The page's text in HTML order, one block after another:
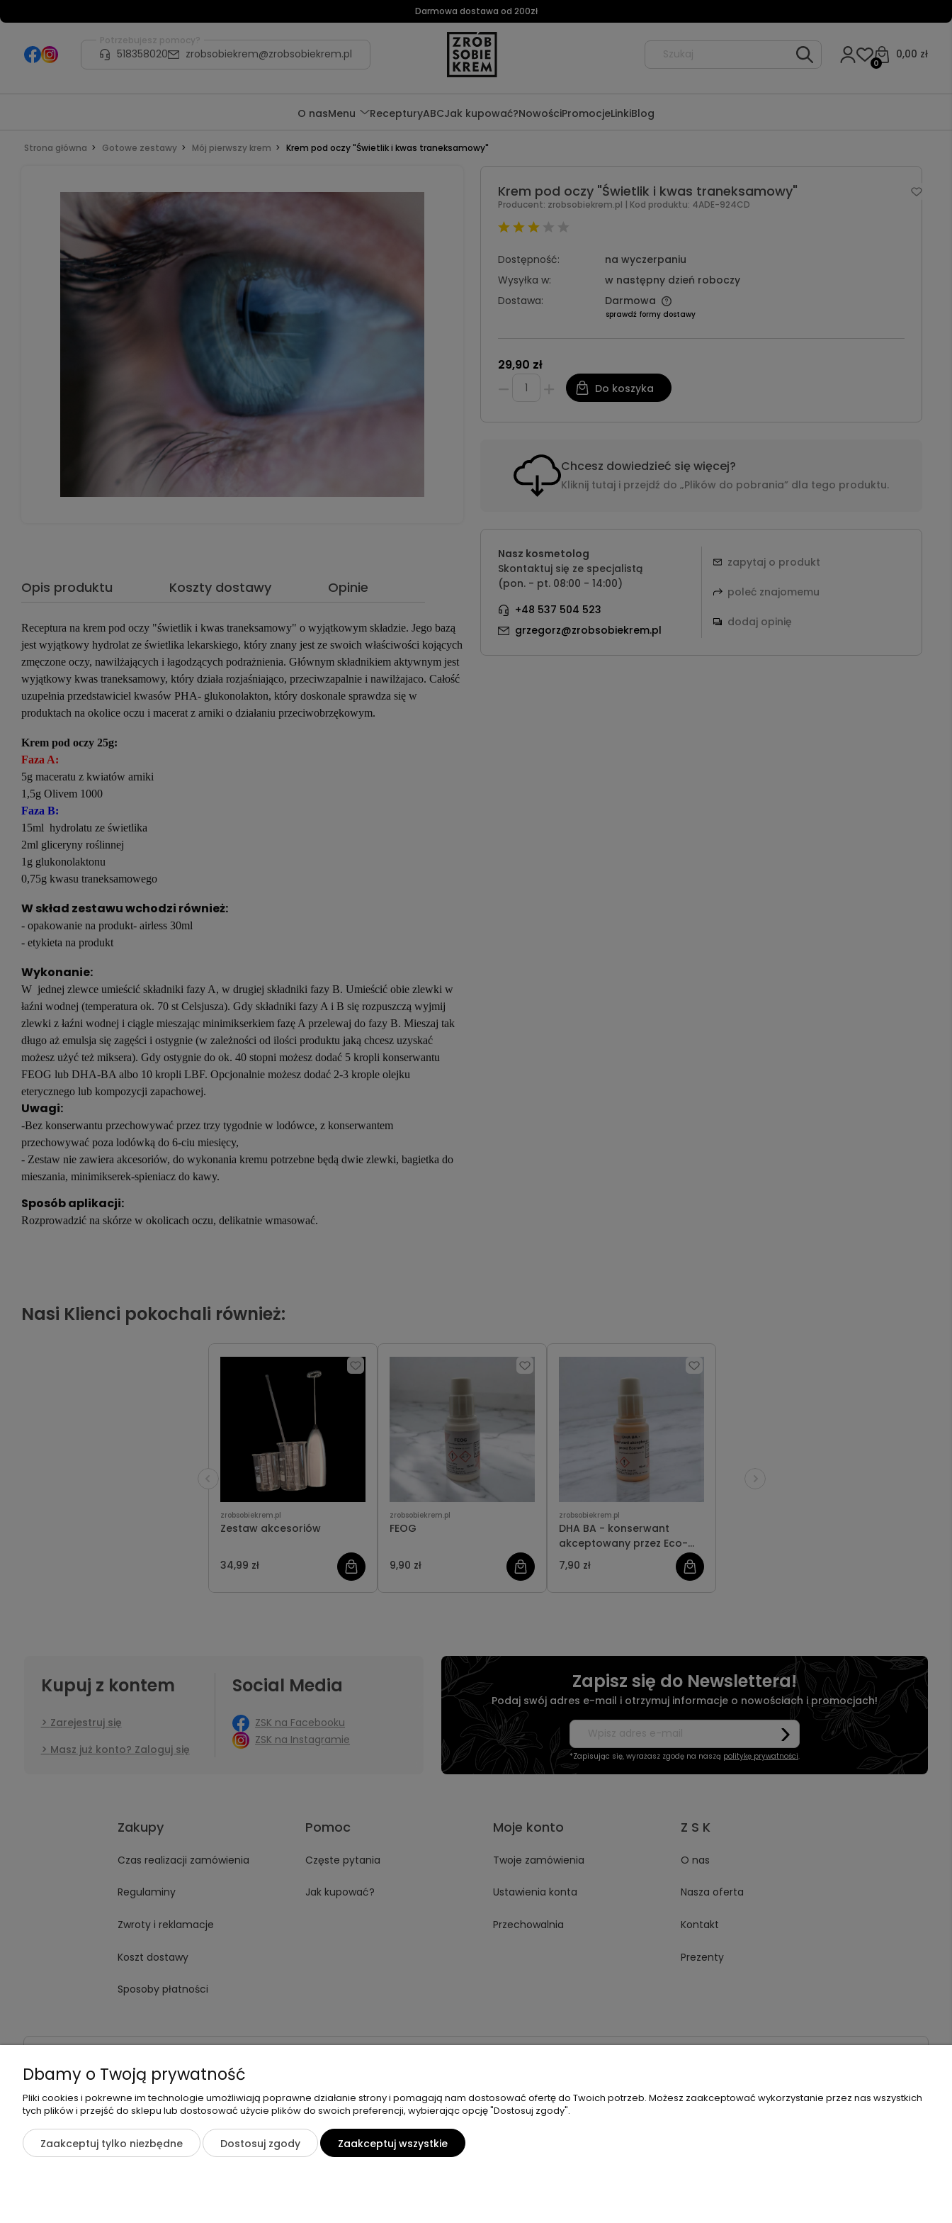
Darmowa dostawa od 200zł
Potrzebujesz pomocy?
518358020 zrobsobiekrem@zrobsobiekrem.pl 0,00 zł
0
O nasMenu RecepturyABCJak kupować?NowościPromocjeLinkiBlog
Strona główna Gotowe zestawy Mój pierwszy krem Krem pod oczy "Świetlik i kwas traneksamowy"
Opis produktu Koszty dostawy Opinie
Receptura na krem pod oczy "świetlik i kwas traneksamowy" o wyjątkowym składzie. Jego bazą
jest wyjątkowy hydrolat ze świetlika lekarskiego, który znany jest ze swoich właściwości kojących
zmęczone oczy, nawilżających i łagodzących podrażnienia. Głównym składnikiem aktywnym jest
wyjątkowy kwas traneksamowy, który działa rozjaśniająco, przeciwzapalnie i nawilżajaco. Całość
uzupełnia przedstawiciel kwasów PHA- glukonolakton, który doskonale sprawdza się w
produktach na okolice oczu i macerat z arniki o działaniu przeciwobrzękowym.
Krem pod oczy 25g:
Faza A:
5g maceratu z kwiatów arniki
1,5g Olivem 1000
Faza B:
15ml hydrolatu ze świetlika
2ml gliceryny roślinnej
1g glukonolaktonu
0,75g kwasu traneksamowego
W skład zestawu wchodzi również:
- opakowanie na produkt- airless 30ml
- etykieta na produkt
Wykonanie:
W jednej zlewce umieścić składniki fazy A, w drugiej składniki fazy B. Umieścić obie zlewki w
łaźni wodnej (temperatura ok. 70 st Celsjusza). Gdy składniki fazy A i B się rozpuszczą wyjmij
zlewki z łaźni wodnej i ciągle mieszając minimikserkiem fazę A przelewaj do fazy B. Mieszaj tak
długo aż emulsja się zagęści i ostygnie (w zależności od ilości produktu jaką chcesz uzyskać
możesz użyć też miksera). Gdy ostygnie do ok. 40 stopni możesz dodać 5 kropli konserwantu
FEOG lub DHA-BA albo 10 kropli LBF. Opcjonalnie możesz dodać 2-3 krople olejku
eterycznego lub kompozycji zapachowej.
Uwagi:
-Bez konserwantu przechowywać przez trzy tygodnie w lodówce, z konserwantem
przechowywać poza lodówką do 6-ciu miesięcy,
- Zestaw nie zawiera akcesoriów, do wykonania kremu potrzebne będą dwie zlewki, bagietka do
mieszania, minimikserek-spieniacz do kawy.
Sposób aplikacji:
Rozprowadzić na skórze w okolicach oczu, delikatnie wmasować.
Krem pod oczy "Świetlik i kwas traneksamowy"
Producent: zrobsobiekrem.pl | Kod produktu: 4ADE-924CD
Dostępność:
na wyczerpaniu
Wysyłka w:
w następny dzień roboczy
Dostawa:
Darmowa
sprawdź formy dostawy
29,90 zł
Do koszyka
Chcesz dowiedzieć się więcej?
Kliknij tutaj i przejdź do „Plików do pobrania” dla tego produktu.
Nasz kosmetolog
Skontaktuj się ze specjalistą
(pon. - pt. 08:00 - 14:00)
+48 537 504 523
grzegorz@zrobsobiekrem.pl
zapytaj o produkt
poleć znajomemu
dodaj opinię
Nasi Klienci pokochali również:
zrobsobiekrem.pl
Zestaw akcesoriów
34,99 zł
zrobsobiekrem.pl
FEOG
9,90 zł
zrobsobiekrem.pl
DHA BA - konserwant
akceptowany przez Eco-
cert
7,90 zł
Kupuj z kontem
Zarejestruj się
Masz już konto? Zaloguj się
Social Media
ZSK na Facebooku
ZSK na Instagramie
Zapisz się do Newslettera!
Podaj swój adres e-mail i otrzymuj informacje o nowościach i promocjach!
*Zapisując się, wyrażasz zgodę na naszą politykę prywatności.
Zakupy
Czas realizacji zamówienia
Regulaminy
Zwroty i reklamacje
Koszt dostawy
Sposoby płatności
Pomoc
Częste pytania
Jak kupować?
Moje konto
Twoje zamówienia
Ustawienia konta
Przechowalnia
Z S K
O nas
Nasza oferta
Kontakt
Prezenty
©2026 Wszelkie Prawa Zastrzeżone | Zrób Sobie Krem
Sklep internetowy Shoper Premium
Dbamy o Twoją prywatność
Pliki cookies i pokrewne im technologie umożliwiają poprawne działanie strony i pomagają nam dostosować ofertę do Twoich potrzeb. Możesz zaakceptować wykorzystanie przez nas wszystkich
tych plików i przejść do sklepu lub dostosować użycie plików do swoich preferencji, wybierając opcję "Dostosuj zgody".
Zaakceptuj tylko niezbędne Dostosuj zgody Zaakceptuj wszystkie